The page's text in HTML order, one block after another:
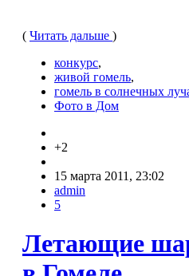
( Читать дальше )
конкурс,
живой гомель,
гомель в солнечных
Фото в Дом
+2
15 марта 2011, 23:02
admin
5
Летающие